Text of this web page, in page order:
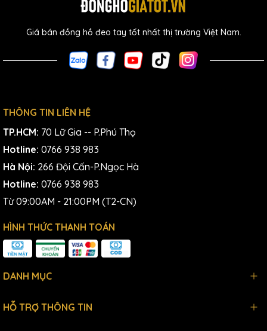
Giá bán đồng hồ đeo tay tốt nhất thị trường Việt Nam.
THÔNG TIN LIÊN HỆ
TP.HCM: 70 Lữ Gia -- P.Phú Thọ
Hotline: 0766 938 983
Hà Nội: 266 Đội Cấn-P.Ngọc Hà
Hotline: 0766 938 983
Từ 09:00AM - 21:00PM (T2-CN)
HÌNH THỨC THANH TOÁN
DANH MỤC
HỖ TRỢ THÔNG TIN